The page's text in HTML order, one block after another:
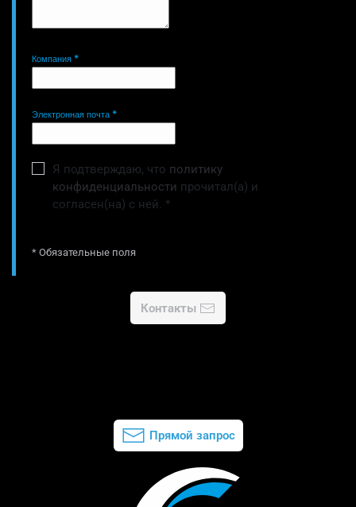
Компания *
Электронная почта *
Я подтверждаю, что политику
конфиденциальности прочитал(а) и
согласен(на) с ней. *
* Обязательные поля
Контакты
Прямой запрос